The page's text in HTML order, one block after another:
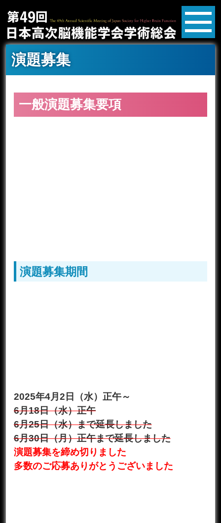
演題募集
一般演題募集要項
演題募集期間
2025年4月2日（水）正午～
6月18日（水）正午
6月25日（水）まで延長しました
6月30日（月）正午まで延長しました
演題募集を締め切りました
多数のご応募ありがとうございました